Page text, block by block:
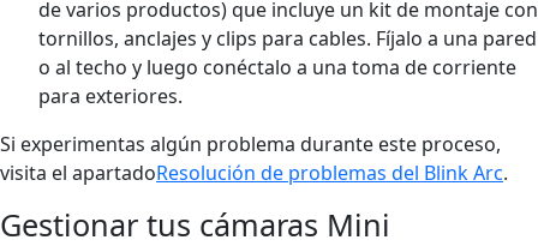
de varios productos) que incluye un kit de montaje con
tornillos, anclajes y clips para cables. Fíjalo a una pared
o al techo y luego conéctalo a una toma de corriente
para exteriores.
Si experimentas algún problema durante este proceso,
visita el apartadoResolución de problemas del Blink Arc.
Gestionar tus cámaras Mini